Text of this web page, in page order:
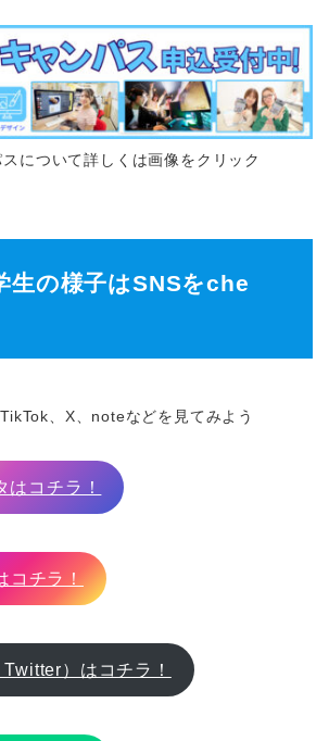
について詳しくは画像をクリック
生の様子はSNSをche
、X、noteなどを見てみよう
はコチラ！
コチラ！
）はコチラ！